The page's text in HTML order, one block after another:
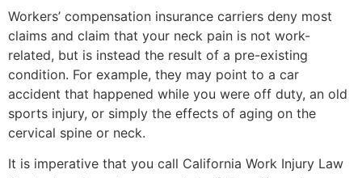
Workers’ compensation insurance carriers deny most
claims and claim that your neck pain is not work-
related, but is instead the result of a pre-existing
condition. For example, they may point to a car
accident that happened while you were off duty, an old
sports injury, or simply the effects of aging on the
cervical spine or neck.
It is imperative that you call California Work Injury Law